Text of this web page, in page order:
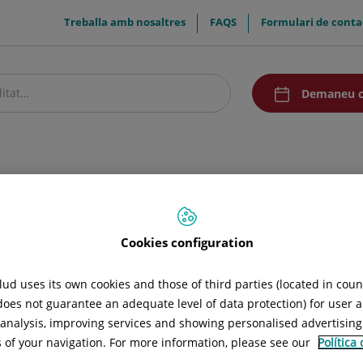
menuTop
Treballa amb nosaltres FAQS Formulari de
menuAcceso
Demaneu
Cookies configuration
uses its own cookies and those of third parties (located in
not guarantee an adequate level of data protection) for user
improving services and showing personalised
of your navigation. For more information, please see our Política